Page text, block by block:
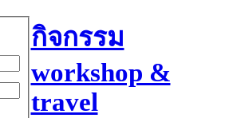
กิจกรรม
workshop &
travel